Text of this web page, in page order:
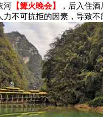
河 【篝火晚会】
，后入住酒
不可抗拒的因素，导致